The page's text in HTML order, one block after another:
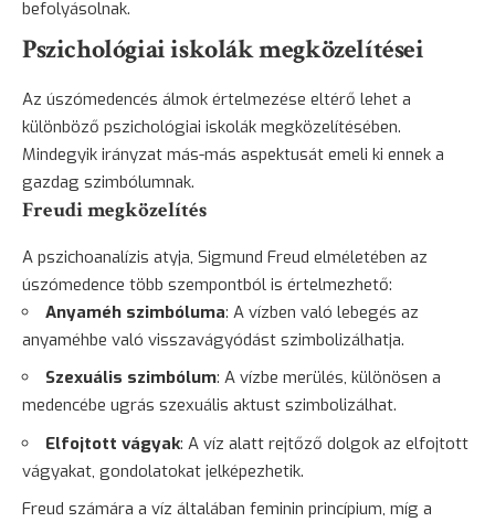
befolyásolnak.
Pszichológiai iskolák megközelítései
Az úszómedencés álmok értelmezése eltérő lehet a
különböző pszichológiai iskolák megközelítésében.
Mindegyik irányzat más-más aspektusát emeli ki ennek a
gazdag szimbólumnak.
Freudi megközelítés
A pszichoanalízis atyja, Sigmund Freud elméletében az
úszómedence több szempontból is értelmezhető:
Anyaméh szimbóluma: A vízben való lebegés az
anyaméhbe való visszavágyódást szimbolizálhatja.
Szexuális szimbólum: A vízbe merülés, különösen a
medencébe ugrás szexuális aktust szimbolizálhat.
Elfojtott vágyak: A víz alatt rejtőző dolgok az elfojtott
vágyakat, gondolatokat jelképezhetik.
Freud számára a víz általában feminin princípium, míg a